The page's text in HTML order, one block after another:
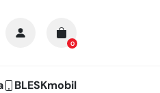
0
BLESKmobil